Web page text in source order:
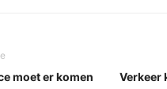
moet er komen
Verkeer